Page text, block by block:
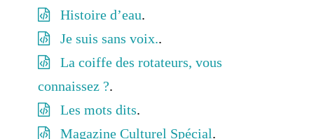
Histoire d’eau.
Je suis sans voix..
La coiffe des rotateurs, vous
connaissez ?.
Les mots dits.
Magazine Culturel Spécial.